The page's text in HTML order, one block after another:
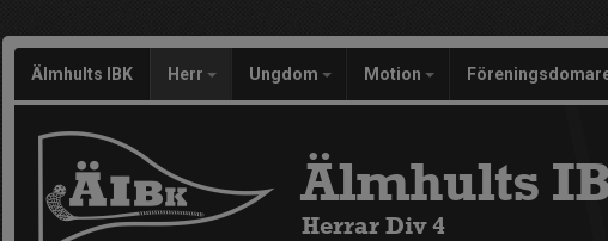
Älmhults IBK Herr Ungdom Motion
Älmhults
Herrar Div 4